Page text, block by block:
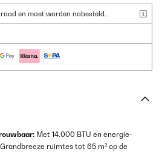
en moet worden nabesteld.
Met 14.000 BTU en energie-
ruimtes tot 65 m² op de